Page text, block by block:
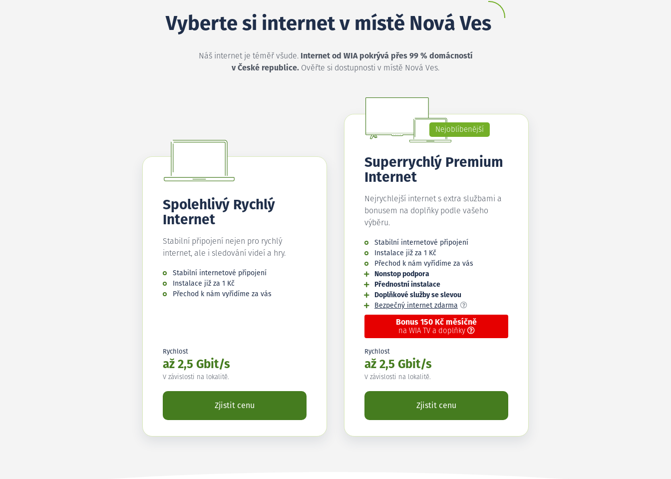
Vyberte si internet v místě Nová Ves
Náš internet je téměř všude.
Internet od WIA pokrývá přes 99 % domácností
v České republice. Ověřte si dostupnosti v místě Nová Ves.
Spolehlivý Rychlý
Internet
Stabilní připojení nejen pro rychlý
internet, ale i sledování videí a hry.
Stabilní internetové připojení
Instalace již za 1 Kč
Přechod k nám vyřídíme za vás
Rychlost
až 2,5 Gbit/s
V závislosti na lokalitě.
Zjistit cenu
Nejoblíbenější
Superrychlý Premium
Internet
Nejrychlejší internet s extra službami a
bonusem na doplňky podle vašeho
výběru.
Stabilní internetové připojení
Instalace již za 1 Kč
Přechod k nám vyřídíme za vás
Nonstop podpora
Přednostní instalace
Doplňkové služby se slevou
Bezpečný internet zdarma
Bonus 150 Kč měsíčně
na WIA TV a doplňky
Rychlost
až 2,5 Gbit/s
V závislosti na lokalitě.
Zjistit cenu